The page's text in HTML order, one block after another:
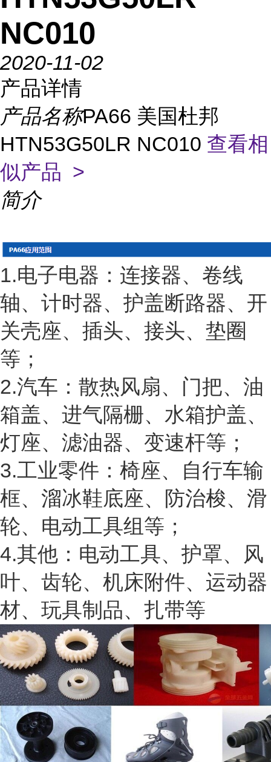
NC010
2020-11-02
产品详情
产品名称PA66 美国杜邦
HTN53G50LR NC010 查看相
似产品 >
简介
1.电子电器：连接器、卷线
轴、计时器、护盖断路器、开
关壳座、插头、接头、垫圈
等；
2.汽车：散热风扇、门把、油
箱盖、进气隔栅、水箱护盖、
灯座、滤油器、变速杆等；
3.工业零件：椅座、自行车输
框、溜冰鞋底座、防治梭、滑
轮、电动工具组等；
4.其他：电动工具、护罩、风
叶、齿轮、机床附件、运动器
材、玩具制品、扎带等